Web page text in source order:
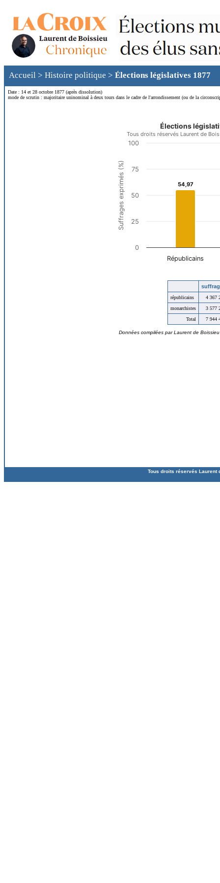
Accueil > Histoire politique > Élections législatives 1877
Date : 14 et 28 octobre 1877 (après dissolution)
mode de scrutin : majoritaire uninominal à deux tours dans le cadre de l'arrondissement (ou de la
républicains
4 367
monarchistes
3 577
Total
7 944
Données compilées par Laurent de
Tous droits réservés Laurent